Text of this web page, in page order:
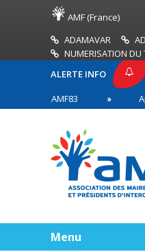
AMF (France)
ADAMAVAR
NUMERISATION DU
ALERTE INFO
AMF83
en première ligne
Menu